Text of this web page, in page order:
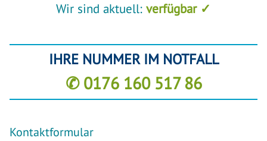
Wir sind aktuell: verfügbar ✓
IHRE NUMMER IM NOTFALL
✆ 0176 160 517 86
Kontaktformular